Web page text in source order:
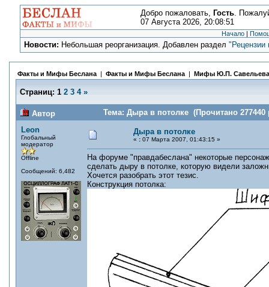
Добро пожаловать, Гость.
07 Августа 2026, 20:08:51
Начало |
Новости: Небольшая реорганизация. Добавлен раздел"Рецензии
Факты и Мифы Беслана | Факты и Мифы Беслана | Мифы Ю.П. Савельева
Страниц: 1 2 3 4 »
Автор
Тема: Дыра в потолке (Прочитано 277440
Leon
Глобальный
модератор
Offline
Сообщений: 6,482
Дыра в потолке
« : 07 Марта 2007, 01:43:15 »
На форуме "правдабеслана" некоторые
сделать дыру в потолке, которую видели
Хочется разобрать этот тезис.
Конструкция потолка: